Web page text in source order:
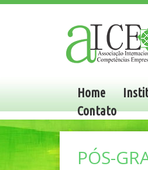
Home
Contato
PÓS-